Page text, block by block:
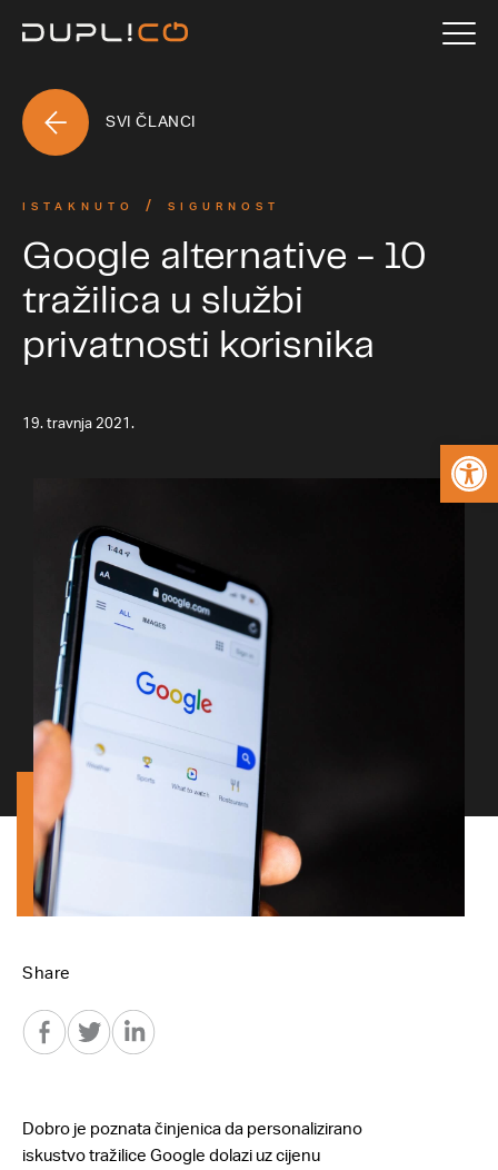
SVI ČLANCI
ISTAKNUTO SIGURNOST
Google alternative - 10
tražilica u službi
privatnosti korisnika
19. travnja 2021.
Dobro je poznata činjenica da personalizirano
iskustvo tražilice Google dolazi uz cijenu
Share